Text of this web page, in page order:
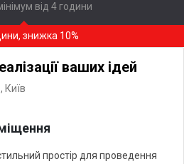
від 4 години
знижка 10%
ваших ідей
Київ
простір для проведення